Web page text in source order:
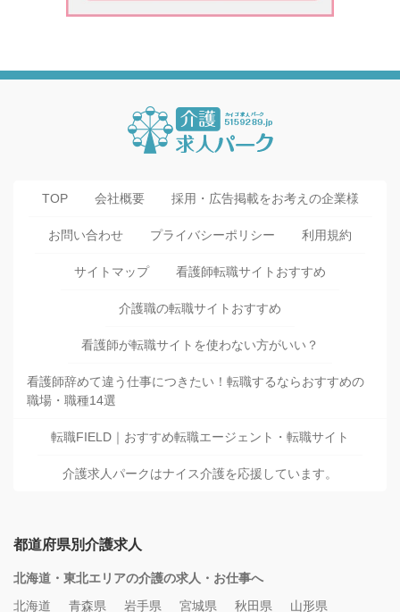
TOP 会社概要 採用・広告掲載をお考えの企業様
お問い合わせ プライバシーポリシー 利用規約
サイトマップ 看護師転職サイトおすすめ
介護職の転職サイトおすすめ
看護師が転職サイトを使わない方がいい？
看護師辞めて違う仕事につきたい！転職するならおすすめの
職場・職種14選
転職FIELD｜おすすめ転職エージェント・転職サイト
介護求人パークはナイス介護を応援しています。
都道府県別介護求人
北海道・東北エリアの介護の求人・お仕事へ
北海道
青森県 岩手県 宮城県 秋田県
山形県